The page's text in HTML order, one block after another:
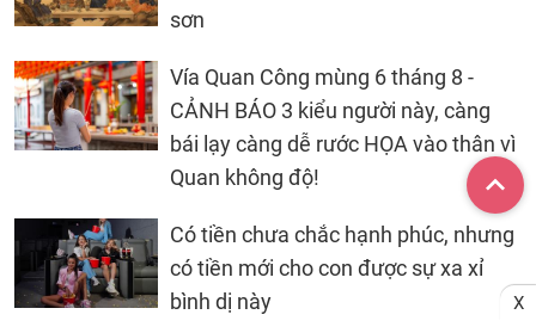
sơn
Vía Quan Công mùng 6 tháng 8 -
CẢNH BÁO 3 kiểu người này, càng
bái lạy càng dễ rước HỌA vào thân vì
Quan không độ!
Có tiền chưa chắc hạnh phúc, nhưng
có tiền mới cho con được sự xa xỉ
bình dị này
X